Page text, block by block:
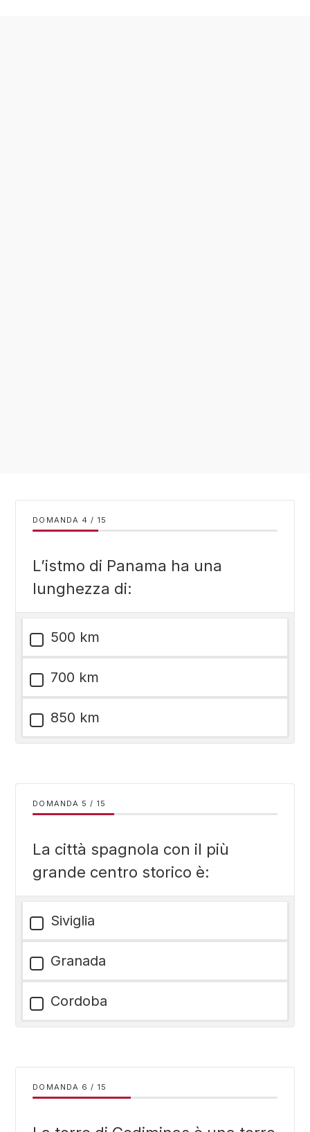
DOMANDA / 15
L’istmo di Panama ha una
lunghezza di:
500 km
700 km
850 km
DOMANDA / 15
La città spagnola con il più
grande centro storico è:
Siviglia
Granada
Cordoba
DOMANDA / 15